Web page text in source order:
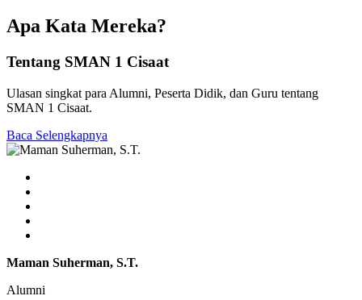
Apa Kata Mereka?
Tentang SMAN 1 Cisaat
Ulasan singkat para Alumni, Peserta Didik, dan Guru tentang
SMAN 1 Cisaat.
Baca Selengkapnya
Maman Suherman, S.T.
Alumni